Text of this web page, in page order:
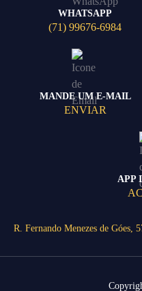
WHATSAPP
(71) 99676-6984
MANDE UM E-MAIL
ENVIAR
APP
R. Fernando Menezes de